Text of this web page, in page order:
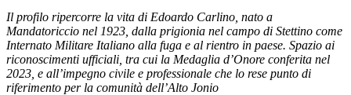
Il profilo ripercorre la vita di Edoardo Carlino, nato a
Mandatoriccio nel 1923, dalla prigionia nel campo di Stettino come
Internato Militare Italiano alla fuga e al rientro in paese. Spazio ai
riconoscimenti ufficiali, tra cui la Medaglia d’Onore conferita nel
2023, e all’impegno civile e professionale che lo rese punto di
riferimento per la comunità dell’Alto Jonio